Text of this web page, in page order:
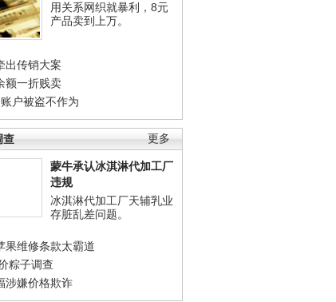
用关系网织就暴利，8元
产品卖到上万。
出传销大案
额一折贱卖
户被盗不作为
更多
查
蒙牛承认冰淇淋代加工厂
违规
冰淇淋代加工厂天辅乳业
存脏乱差问题。
果维修条款太霸道
粽子调查
涉嫌价格欺诈